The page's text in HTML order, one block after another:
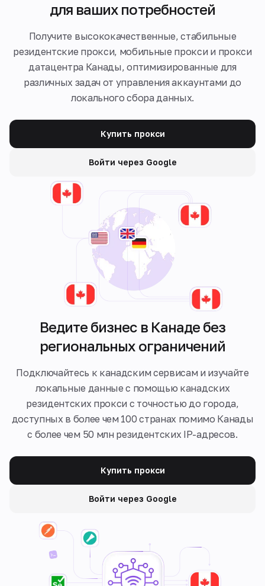
для ваших потребностей
Получите высококачественные, стабильные
резидентские прокси, мобильные прокси и прокси
датацентра Канады, оптимизированные для
различных задач от управления аккаунтами до
локального сбора данных.
Купить прокси
Войти через Google
Ведите бизнес в Канаде без
региональных ограничений
Подключайтесь к канадским сервисам и изучайте
локальные данные с помощью канадских
резидентских прокси с точностью до города,
доступных в более чем 100 странах помимо Канады
с более чем 50 млн резидентских IP-адресов.
Купить прокси
Войти через Google